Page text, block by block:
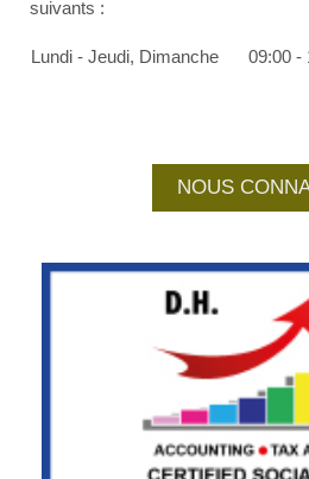
suivants :
Lundi - Jeudi, Dimanche 09:00 -
NOUS